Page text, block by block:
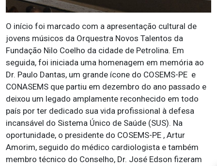
O início foi marcado com a apresentação cultural de
jovens músicos da Orquestra Novos Talentos da
Fundação Nilo Coelho da cidade de Petrolina. Em
seguida, foi iniciada uma homenagem em memória ao
Dr. Paulo Dantas, um grande ícone do COSEMS-PE e
CONASEMS que partiu em dezembro do ano passado e
deixou um legado amplamente reconhecido em todo
país por ter dedicado sua vida profissional à defesa
incansável do Sistema Único de Saúde (SUS). Na
oportunidade, o presidente do COSEMS-PE , Artur
Amorim, seguido do médico cardiologista e também
membro técnico do Conselho, Dr. José Edson fizeram